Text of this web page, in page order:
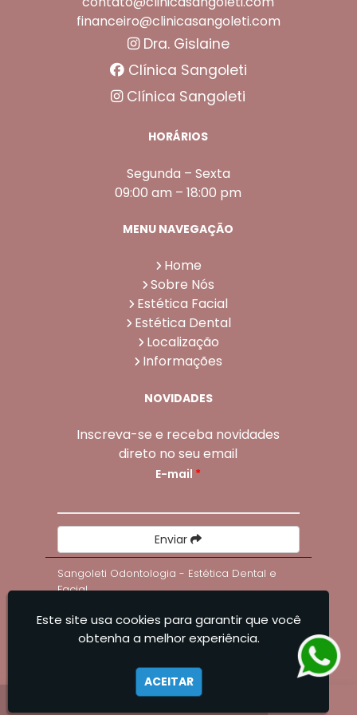
financeiro@clinicasangoleti.com
Dra. Gislaine
Clínica Sangoleti
Clínica Sangoleti
HORÁRIOS
Segunda – Sexta
09:00 am – 18:00 pm
MENU NAVEGAÇÃO
Home
Sobre Nós
Estética Facial
Estética Dental
Localização
Informações
NOVIDADES
Inscreva-se e receba novidades
direto no seu email
E-mail *
Enviar
Sangoleti Odontologia - Estética Dental e
Facial
Este site usa cookies para garantir que você
obtenha a melhor experiência.
ACEITAR